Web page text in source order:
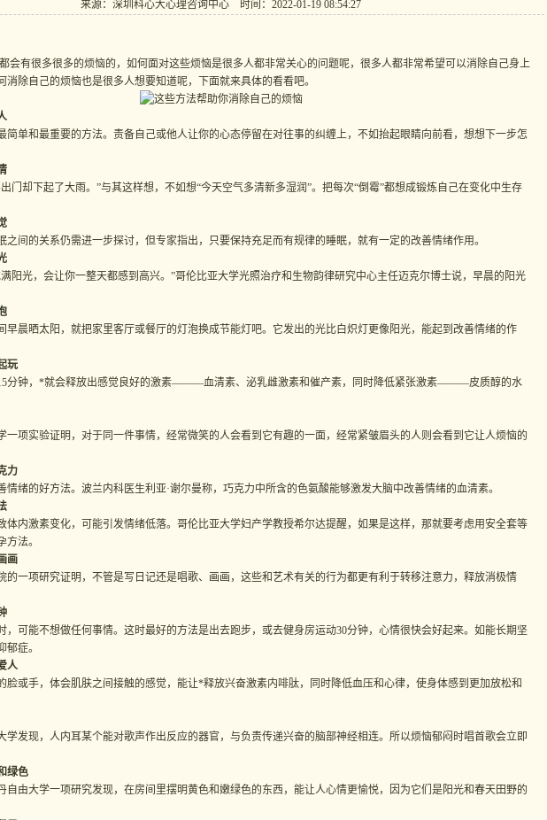
来源：深圳科心大心理咨询中心 时间：2022-01-19 08:54:27
有很多很多的烦恼的，如何面对这些烦恼是很多人都非常关心的问题呢，很多人都非常希望可以消除自己身上
消除自己的烦恼也是很多人想要知道呢，下面就来具体的看看吧。
单和最重要的方法。责备自己或他人让你的心态停留在对往事的纠缠上，不如抬起眼睛向前看，想想下一步怎
却下起了大雨。”与其这样想，不如想“今天空气多清新多湿润”。把每次“倒霉”都想成锻炼自己在变化中生存
的关系仍需进一步探讨，但专家指出，只要保持充足而有规律的睡眠，就有一定的改善情绪作用。
光，会让你一整天都感到高兴。”哥伦比亚大学光照治疗和生物韵律研究中心主任迈克尔博士说，早晨的阳光
晨晒太阳，就把家里客厅或餐厅的灯泡换成节能灯吧。它发出的光比白炽灯更像阳光，能起到改善情绪的作
玩
钟，*就会释放出感觉良好的激素———血清素、泌乳雌激素和催产素，同时降低紧张激素———皮质醇的水
项实验证明，对于同一件事情，经常微笑的人会看到它有趣的一面，经常紧皱眉头的人则会看到它让人烦恼的
力
的好方法。波兰内科医生利亚·谢尔曼称，巧克力中所含的色氨酸能够激发大脑中改善情绪的血清素。
内激素变化，可能引发情绪低落。哥伦比亚大学妇产学教授希尔达提醒，如果是这样，那就要考虑用安全套等
法。
画
一项研究证明，不管是写日记还是唱歌、画画，这些和艺术有关的行为都更有利于转移注意力，释放消极情
可能不想做任何事情。这时最好的方法是出去跑步，或去健身房运动30分钟，心情很快会好起来。如能长期坚
症。
人
或手，体会肌肤之间接触的感觉，能让*释放兴奋激素内啡肽，同时降低血压和心律，使身体感到更加放松和
发现，人内耳某个能对歌声作出反应的器官，与负责传递兴奋的脑部神经相连。所以烦恼郁闷时唱首歌会立即
绿色
由大学一项研究发现，在房间里摆明黄色和嫩绿色的东西，能让人心情更愉悦，因为它们是阳光和春天田野的